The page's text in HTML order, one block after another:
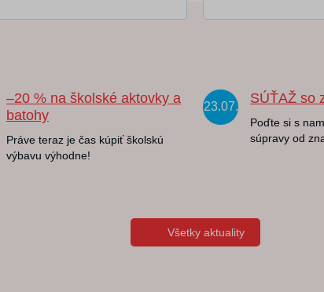
–20 % na školské aktovky a
batohy
Práve teraz je čas kúpiť školskú
výbavu výhodne!
23.07.
SÚŤAŽ so
Poďte si s
súpravy od
Všetky aktuality